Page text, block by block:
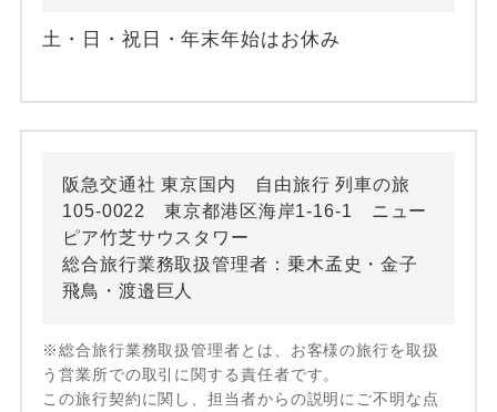
土・日・祝日・年末年始はお休み
阪急交通社 東京国内 自由旅行 列車の旅
105-0022 東京都港区海岸1-16-1 ニュー
ピア竹芝サウスタワー
総合旅行業務取扱管理者：乗木孟史・金子
飛鳥・渡邉巨人
※総合旅行業務取扱管理者とは、お客様の旅行を取扱
う営業所での取引に関する責任者です。
この旅行契約に関し、担当者からの説明にご不明な点